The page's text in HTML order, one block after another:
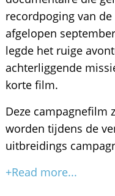
recordpoging van
afgelopen
legde het ruige
achterliggende
korte film.
Deze campagnefilm
worden tijdens de
uitbreidings
+Read more...